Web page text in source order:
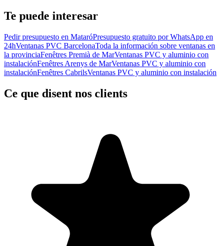
Te puede interesar
Pedir presupuesto en MataróPresupuesto gratuito por WhatsApp en
24hVentanas PVC BarcelonaToda la información sobre ventanas en
la provinciaFenêtres Premià de MarVentanas PVC y aluminio con
instalaciónFenêtres Arenys de MarVentanas PVC y aluminio con
instalaciónFenêtres CabrilsVentanas PVC y aluminio con instalación
Ce que disent nos clients